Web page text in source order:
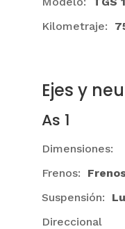
Kilometraje:
Ejes y
As 1
Dimensiones:
Frenos:
Suspensión:
Direccional